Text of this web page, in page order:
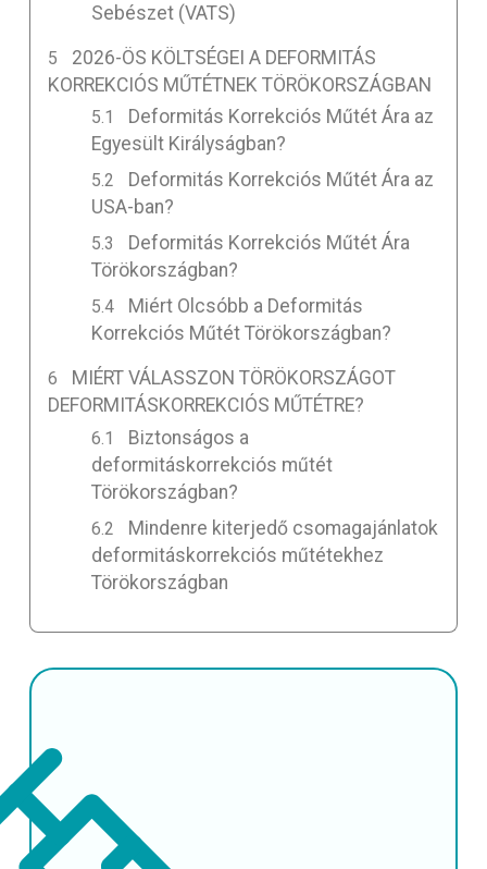
Sebészet (VATS)
2026-ÖS KÖLTSÉGEI A DEFORMITÁS
KORREKCIÓS MŰTÉTNEK TÖRÖKORSZÁGBAN
Deformitás Korrekciós Műtét Ára az
Egyesült Királyságban?
Deformitás Korrekciós Műtét Ára az
USA-ban?
Deformitás Korrekciós Műtét Ára
Törökországban?
Miért Olcsóbb a Deformitás
Korrekciós Műtét Törökországban?
MIÉRT VÁLASSZON TÖRÖKORSZÁGOT
DEFORMITÁSKORREKCIÓS MŰTÉTRE?
Biztonságos a
deformitáskorrekciós műtét
Törökországban?
Mindenre kiterjedő csomagajánlatok
deformitáskorrekciós műtétekhez
Törökországban